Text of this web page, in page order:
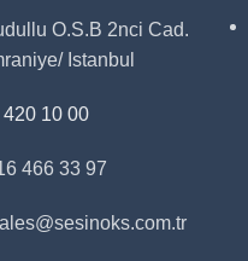
O.S.B 2nci Cad.
Istanbul
10 00
466 33 97